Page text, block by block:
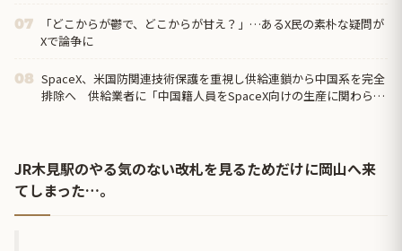
07
「どこからが鬱で、どこからが甘え？」…あるX民の素朴な疑問が
Xで論争に
08 SpaceX、米国防関連技術保護を重視し供給連鎖から中国系を完全
排除へ 供給業者に「中国籍人員をSpaceX向けの生産に関わらせ
JR木見駅のやる気のない改札を見るためだけに岡山へ来
てしまった…。